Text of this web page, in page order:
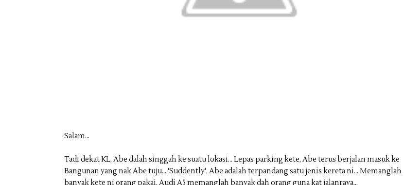
Salam...
Tadi dekat KL, Abe dalah singgah ke suatu lokasi... Lepas parking kete, Abe terus berjalan masuk ke
Bangunan yang nak Abe tuju... 'Suddently', Abe adalah terpandang satu jenis kereta ni... Memanglah
banyak kete ni orang pakai, Audi A5 memanglah banyak dah orang guna kat jalanraya...